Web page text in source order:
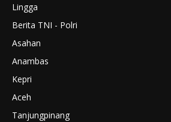
Lingga
Berita TNI - Polri
Asahan
Anambas
Kepri
Aceh
Tanjungpinang